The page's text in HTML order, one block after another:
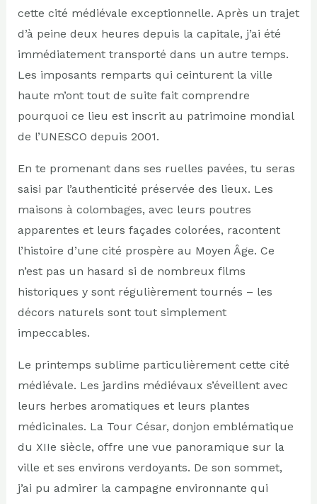
cette cité médiévale exceptionnelle. Après un trajet
d’à peine deux heures depuis la capitale, j’ai été
immédiatement transporté dans un autre temps.
Les imposants remparts qui ceinturent la ville
haute m’ont tout de suite fait comprendre
pourquoi ce lieu est inscrit au patrimoine mondial
de l’UNESCO depuis 2001.
En te promenant dans ses ruelles pavées, tu seras
saisi par l’authenticité préservée des lieux. Les
maisons à colombages, avec leurs poutres
apparentes et leurs façades colorées, racontent
l’histoire d’une cité prospère au Moyen Âge. Ce
n’est pas un hasard si de nombreux films
historiques y sont régulièrement tournés – les
décors naturels sont tout simplement
impeccables.
Le printemps sublime particulièrement cette cité
médiévale. Les jardins médiévaux s’éveillent avec
leurs herbes aromatiques et leurs plantes
médicinales. La Tour César, donjon emblématique
du XIIe siècle, offre une vue panoramique sur la
ville et ses environs verdoyants. De son sommet,
j’ai pu admirer la campagne environnante qui